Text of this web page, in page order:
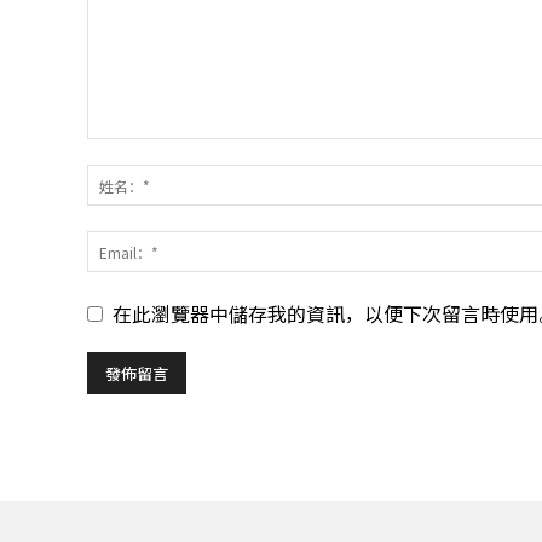
在此瀏覽器中儲存我的資訊，以便下次留言時使